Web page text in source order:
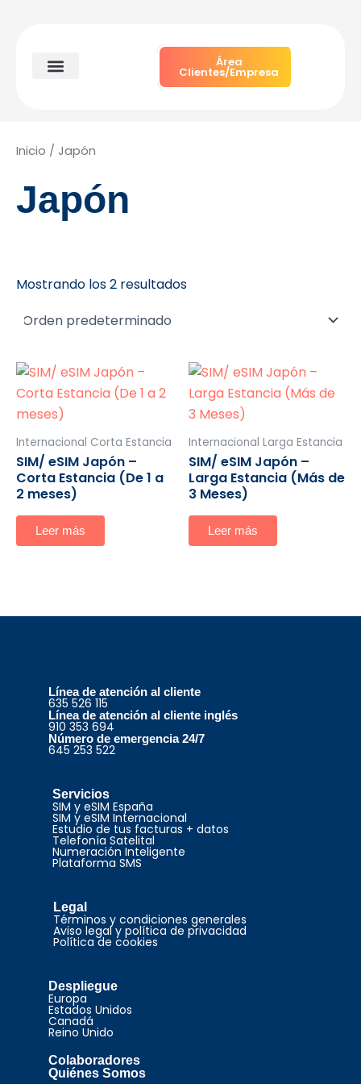
Área
Clientes/Empresa
Inicio / Japón
Japón
Mostrando los 2 resultados
Internacional Corta Estancia
SIM/ eSIM Japón –
Corta Estancia (De 1 a
2 meses)
Leer más
Internacional Larga Estancia
SIM/ eSIM Japón –
Larga Estancia (Más de
3 Meses)
Leer más
Línea de atención al cliente
635 526 115
Línea de atención al cliente inglés
910 353 694
Número de emergencia 24/7
645 253 522
Servicios
SIM y eSIM España
SIM y eSIM Internacional
Estudio de tus facturas + datos
Telefonía Satelital
Numeración Inteligente
Plataforma SMS
Legal
Términos y condiciones generales
Aviso legal y política de privacidad
Política de cookies
Despliegue
Europa
Estados Unidos
Canadá
Reino Unido
Colaboradores
Quiénes Somos